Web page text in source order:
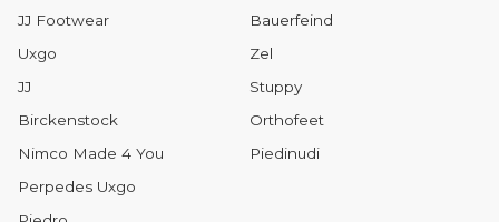
JJ Footwear
Uxgo
JJ
Birckenstock
Nimco Made 4 You
Perpedes Uxgo
Bauerfeind
Zel
Stuppy
Orthofeet
Piedinudi